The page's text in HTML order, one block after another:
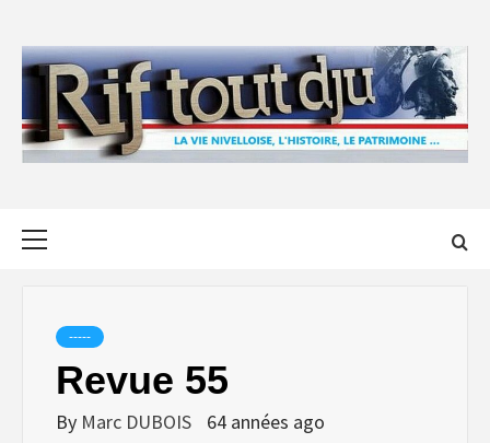
content
-----
Revue 55
By Marc DUBOIS 64 années ago